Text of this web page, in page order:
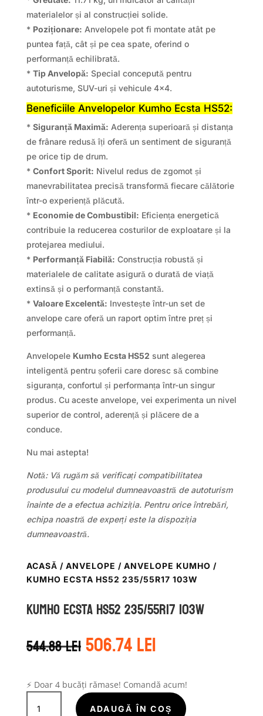
materialelor și al construcției solide.
* Poziționare: Anvelopele pot fi montate atât pe
puntea față, cât și pe cea spate, oferind o
performanță echilibrată.
* Tip Anvelopă: Special concepută pentru
autoturisme, SUV-uri și vehicule 4×4.
Beneficiile Anvelopelor Kumho Ecsta HS52:
* Siguranță Maximă: Aderența superioară și distanța
de frânare redusă îți oferă un sentiment de siguranță
pe orice tip de drum.
* Confort Sporit: Nivelul redus de zgomot și
manevrabilitatea precisă transformă fiecare călătorie
într-o experiență plăcută.
* Economie de Combustibil: Eficiența energetică
contribuie la reducerea costurilor de exploatare și la
protejarea mediului.
* Performanță Fiabilă: Construcția robustă și
materialele de calitate asigură o durată de viață
extinsă și o performanță constantă.
* Valoare Excelentă: Investește într-un set de
anvelope care oferă un raport optim între preț și
performanță.
Anvelopele Kumho Ecsta HS52 sunt alegerea
inteligentă pentru șoferii care doresc să combine
siguranța, confortul și performanța într-un singur
produs. Cu aceste anvelope, vei experimenta un nivel
superior de control, aderență și plăcere de a
conduce.
Nu mai astepta!
Notă: Vă rugăm să verificați compatibilitatea
produsului cu modelul dumneavoastră de autoturism
înainte de a efectua achiziția. Pentru orice întrebări,
echipa noastră de experți este la dispoziția
dumneavoastră.
ACASĂ / ANVELOPE / ANVELOPE KUMHO /
KUMHO ECSTA HS52 235/55R17 103W
Kumho ECSTA HS52 235/55R17 103W
544.88leiPrețul
inițial
fost:
544.88 lei.
506.74leiPrețul
curent
506.74 lei.
⚡ Doar 4 bucăți rămase! Comandă acum!
Cantitate
Kumho
ADAUGĂ ÎN COȘ